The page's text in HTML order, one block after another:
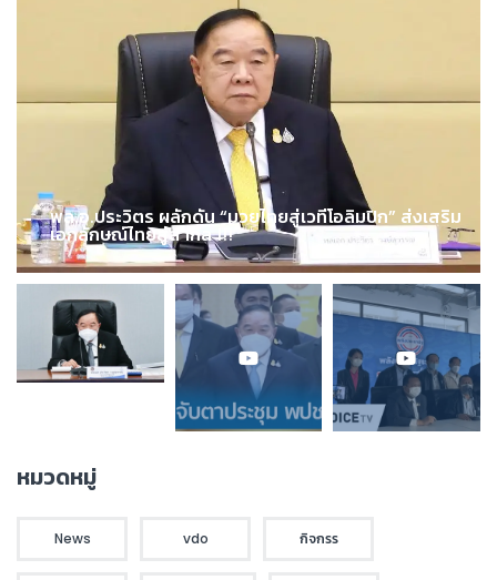
พล.อ.ประวิตร ผลักดัน “มวยไทยสู่เวทีโอลิมปิก” ส่งเสริม
เอกลักษณ์ไทยสู่สากล !!!
หมวดหมู่
News vdo กิจกรร